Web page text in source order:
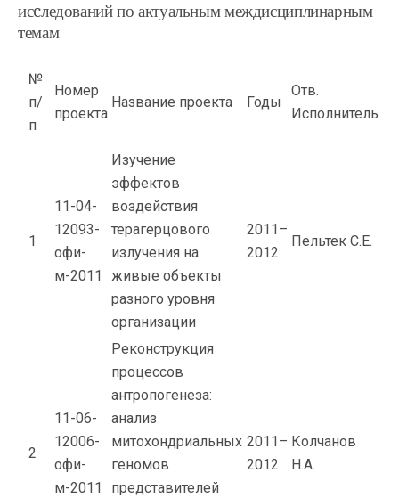
исcледований по актуальным междисциплинарным
темам
№
п/
п
Номер
проекта
Название проекта Годы
Отв.
Исполнитель
1
11-04-
12093-
офи-
м-2011
Изучение
эффектов
воздействия
терагерцового
излучения на
живые объекты
разного уровня
организации
2011–
2012
Пельтек С.Е.
2
11-06-
12006-
офи-
м-2011
Реконструкция
процессов
антропогенеза:
анализ
митохондриальных
геномов
представителей
2011–
2012
Колчанов
Н.А.